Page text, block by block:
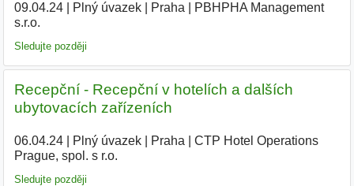
09.04.24| Plný úvazek| Praha
PBHPHA Management
s.r.o.
Sledujte později
Recepční - Recepční v hotelích a dalších
ubytovacích zařízeních
06.04.24| Plný úvazek| Praha
CTP Hotel Operations
Prague, spol. s r.o.
Sledujte později